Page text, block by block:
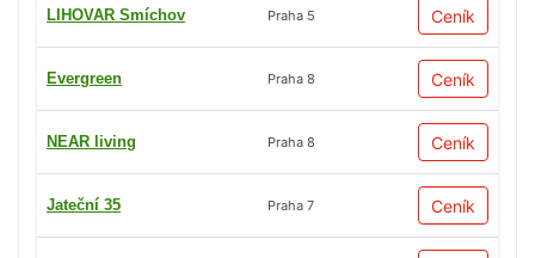
LIHOVAR Smíchov Praha 5 Ceník
Evergreen Praha 8 Ceník
NEAR living Praha 8 Ceník
Jateční 35 Praha 7 Ceník